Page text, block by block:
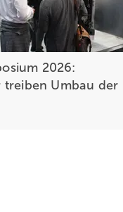
2026:
treiben Umbau der